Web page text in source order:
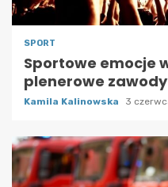
SPORT
Sportowe emocje
plenerowe
Kamila Kalinowska 3